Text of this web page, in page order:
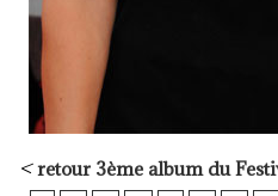
<retour 3ème album du